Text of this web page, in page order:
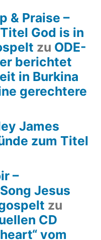
& Praise –
God is in
zu ODE-
berichtet
in Burkina
gerechtere
James
zum Titel
–
Jesus
zu
CD
vom